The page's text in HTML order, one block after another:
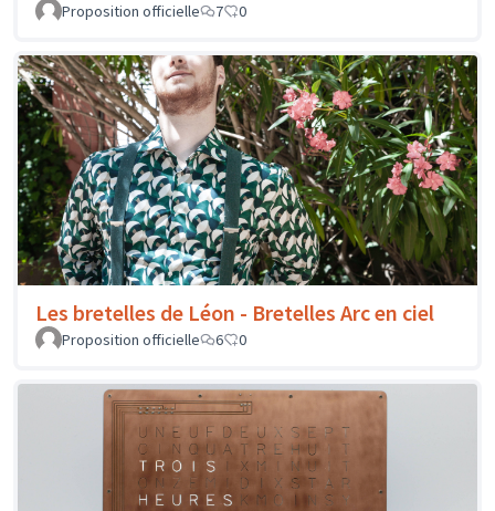
Proposition officielle 7 0
Les bretelles de Léon - Bretelles Arc en ciel
Proposition officielle 6 0